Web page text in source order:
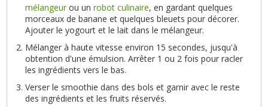
mélangeur ou unrobot culinaire, en gardant quelques
morceaux de banane et quelques bleuets pour décorer.
Ajouter le yogourt et le lait dans le mélangeur.
Mélanger à haute vitesse environ 15 secondes, jusqu'à
obtention d'une émulsion. Arrêter 1 ou 2 fois pour racler
les ingrédients vers le bas.
Verser le smoothie dans des bols et garnir avec le reste
des ingrédients et les fruits réservés.